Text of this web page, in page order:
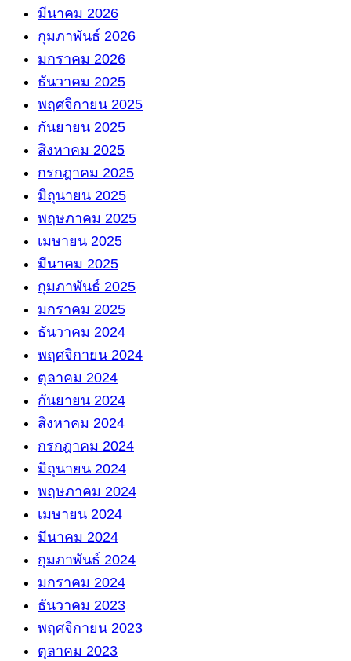
มีนาคม 2026
กุมภาพันธ์ 2026
มกราคม 2026
ธันวาคม 2025
พฤศจิกายน 2025
กันยายน 2025
สิงหาคม 2025
กรกฎาคม 2025
มิถุนายน 2025
พฤษภาคม 2025
เมษายน 2025
มีนาคม 2025
กุมภาพันธ์ 2025
มกราคม 2025
ธันวาคม 2024
พฤศจิกายน 2024
ตุลาคม 2024
กันยายน 2024
สิงหาคม 2024
กรกฎาคม 2024
มิถุนายน 2024
พฤษภาคม 2024
เมษายน 2024
มีนาคม 2024
กุมภาพันธ์ 2024
มกราคม 2024
ธันวาคม 2023
พฤศจิกายน 2023
ตุลาคม 2023